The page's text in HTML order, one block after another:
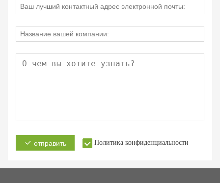
отправить Политика конфиденциальности